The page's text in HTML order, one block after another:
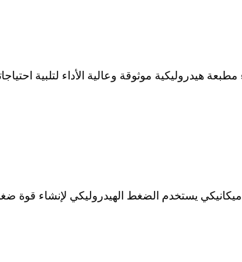
يستخدم الضغط الهيدروليكي لإنشاء قوة